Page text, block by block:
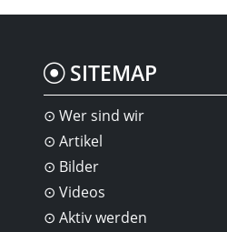
SITEMAP
Wer sind wir
Artikel
Bilder
Videos
Aktiv werden